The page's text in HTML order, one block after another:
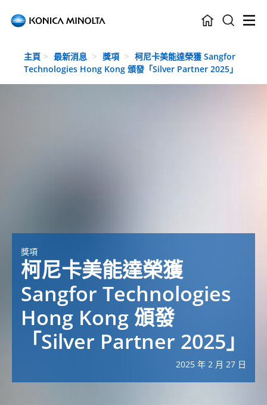
Skip to main content
主頁 最新消息 獎項
柯尼卡美能達榮獲 Sangfor
Technologies Hong Kong 頒發「Silver Partner 2025」
獎項
柯尼卡美能達榮獲
Sangfor Technologies
Hong Kong 頒發
「Silver Partner 2025」
2025 年 2 月 27 日